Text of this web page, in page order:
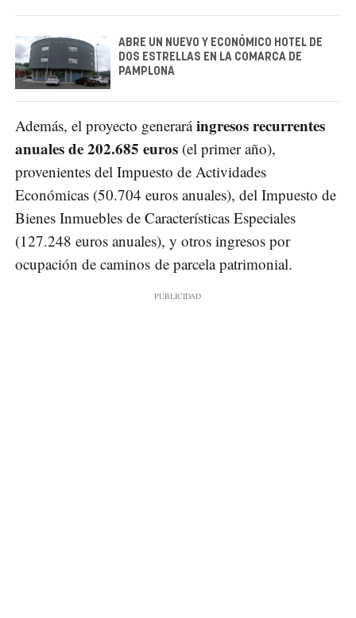
ABRE UN NUEVO Y ECONÓMICO HOTEL DE
DOS ESTRELLAS EN LA COMARCA DE
PAMPLONA
Además, el proyecto generaráingresos recurrentes
anuales de 202.685 euros (el primer año),
provenientes del Impuesto de Actividades
Económicas (50.704 euros anuales), del Impuesto de
Bienes Inmuebles de Características Especiales
(127.248 euros anuales), y otros ingresos por
ocupación de caminos de parcela patrimonial.